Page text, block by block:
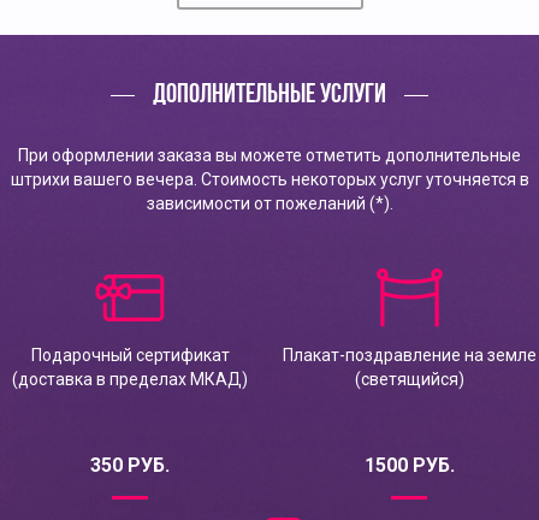
ДОПОЛНИТЕЛЬНЫЕ УСЛУГИ
При оформлении заказа вы можете отметить дополнительные
штрихи вашего вечера. Стоимость некоторых услуг уточняется в
зависимости от пожеланий (*).
Подарочный сертификат
(доставка в пределах МКАД)
350 РУБ.
Плакат-поздравление на земле
(светящийся)
1500 РУБ.